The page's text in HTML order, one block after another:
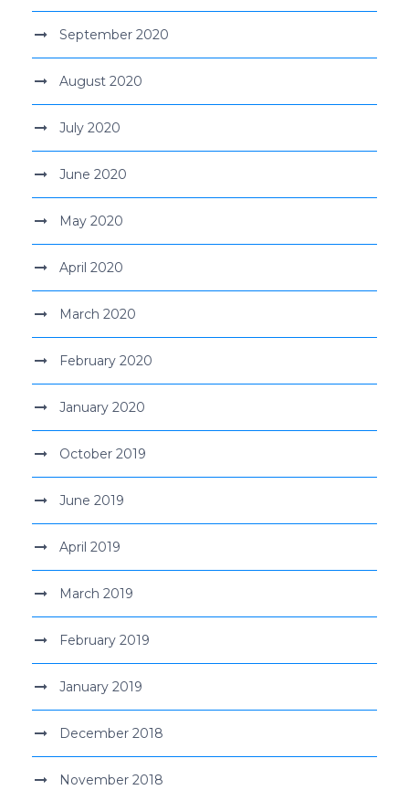
September 2020
August 2020
July 2020
June 2020
May 2020
April 2020
March 2020
February 2020
January 2020
October 2019
June 2019
April 2019
March 2019
February 2019
January 2019
December 2018
November 2018